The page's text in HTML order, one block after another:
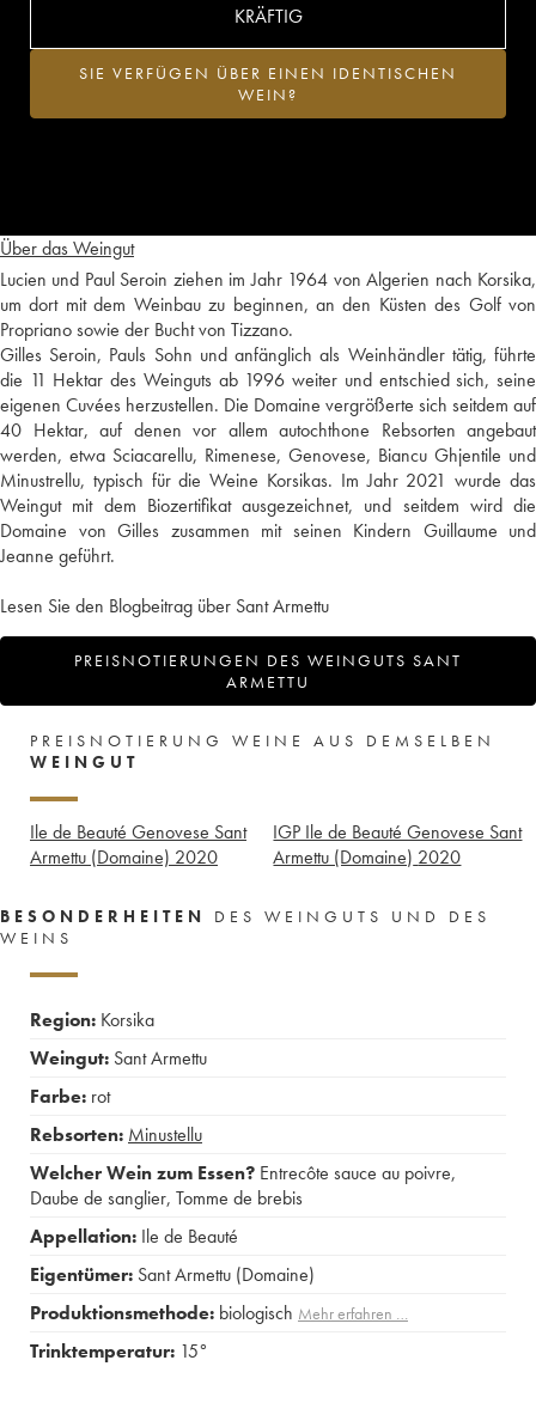
Über das Weingut
Lucien und Paul Seroin ziehen im Jahr 1964 von Algerien nach Korsika,
um dort mit dem Weinbau zu beginnen, an den Küsten des Golf von
Propriano sowie der Bucht von Tizzano.
Gilles Seroin, Pauls Sohn und anfänglich als Weinhändler tätig, führte
die 11 Hektar des Weinguts ab 1996 weiter und entschied sich, seine
eigenen Cuvées herzustellen. Die Domaine vergrößerte sich seitdem auf
40 Hektar, auf denen vor allem autochthone Rebsorten angebaut
werden, etwa Sciacarellu, Rimenese, Genovese, Biancu Ghjentile und
Minustrellu, typisch für die Weine Korsikas. Im Jahr 2021 wurde das
Weingut mit dem Biozertifikat ausgezeichnet, und seitdem wird die
Domaine von Gilles zusammen mit seinen Kindern Guillaume und
Jeanne geführt.
Lesen Sie den Blogbeitrag über Sant Armettu
PREISNOTIERUNGEN DES WEINGUTS SANT
ARMETTU
KRÄFTIG
SIE VERFÜGEN ÜBER EINEN IDENTISCHEN
WEIN?
PREISNOTIERUNG WEINE AUS DEMSELBEN
WEINGUT
Ile de Beauté Genovese Sant
Armettu (Domaine) 2020
IGP Ile de Beauté Genovese Sant
Armettu (Domaine) 2020
BESONDERHEITEN
DES WEINGUTS UND DES
WEINS
Region: Korsika
Weingut: Sant Armettu
Farbe: rot
Rebsorten: Minustellu
Welcher Wein zum Essen? Entrecôte sauce au poivre,
Daube de sanglier, Tomme de brebis
Appellation: Ile de Beauté
Eigentümer: Sant Armettu (Domaine)
Produktionsmethode: biologisch Mehr erfahren …
Trinktemperatur: 15°